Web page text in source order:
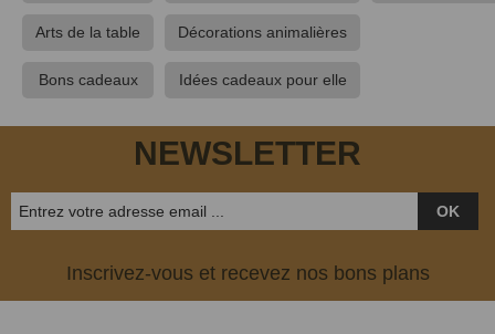
(1 avis)
Arts de la table
Bons cadeaux
Décorations animalières
Idées cadeaux pour elle
NEWSLETTER
OK
Inscrivez-vous et recevez nos bons plans